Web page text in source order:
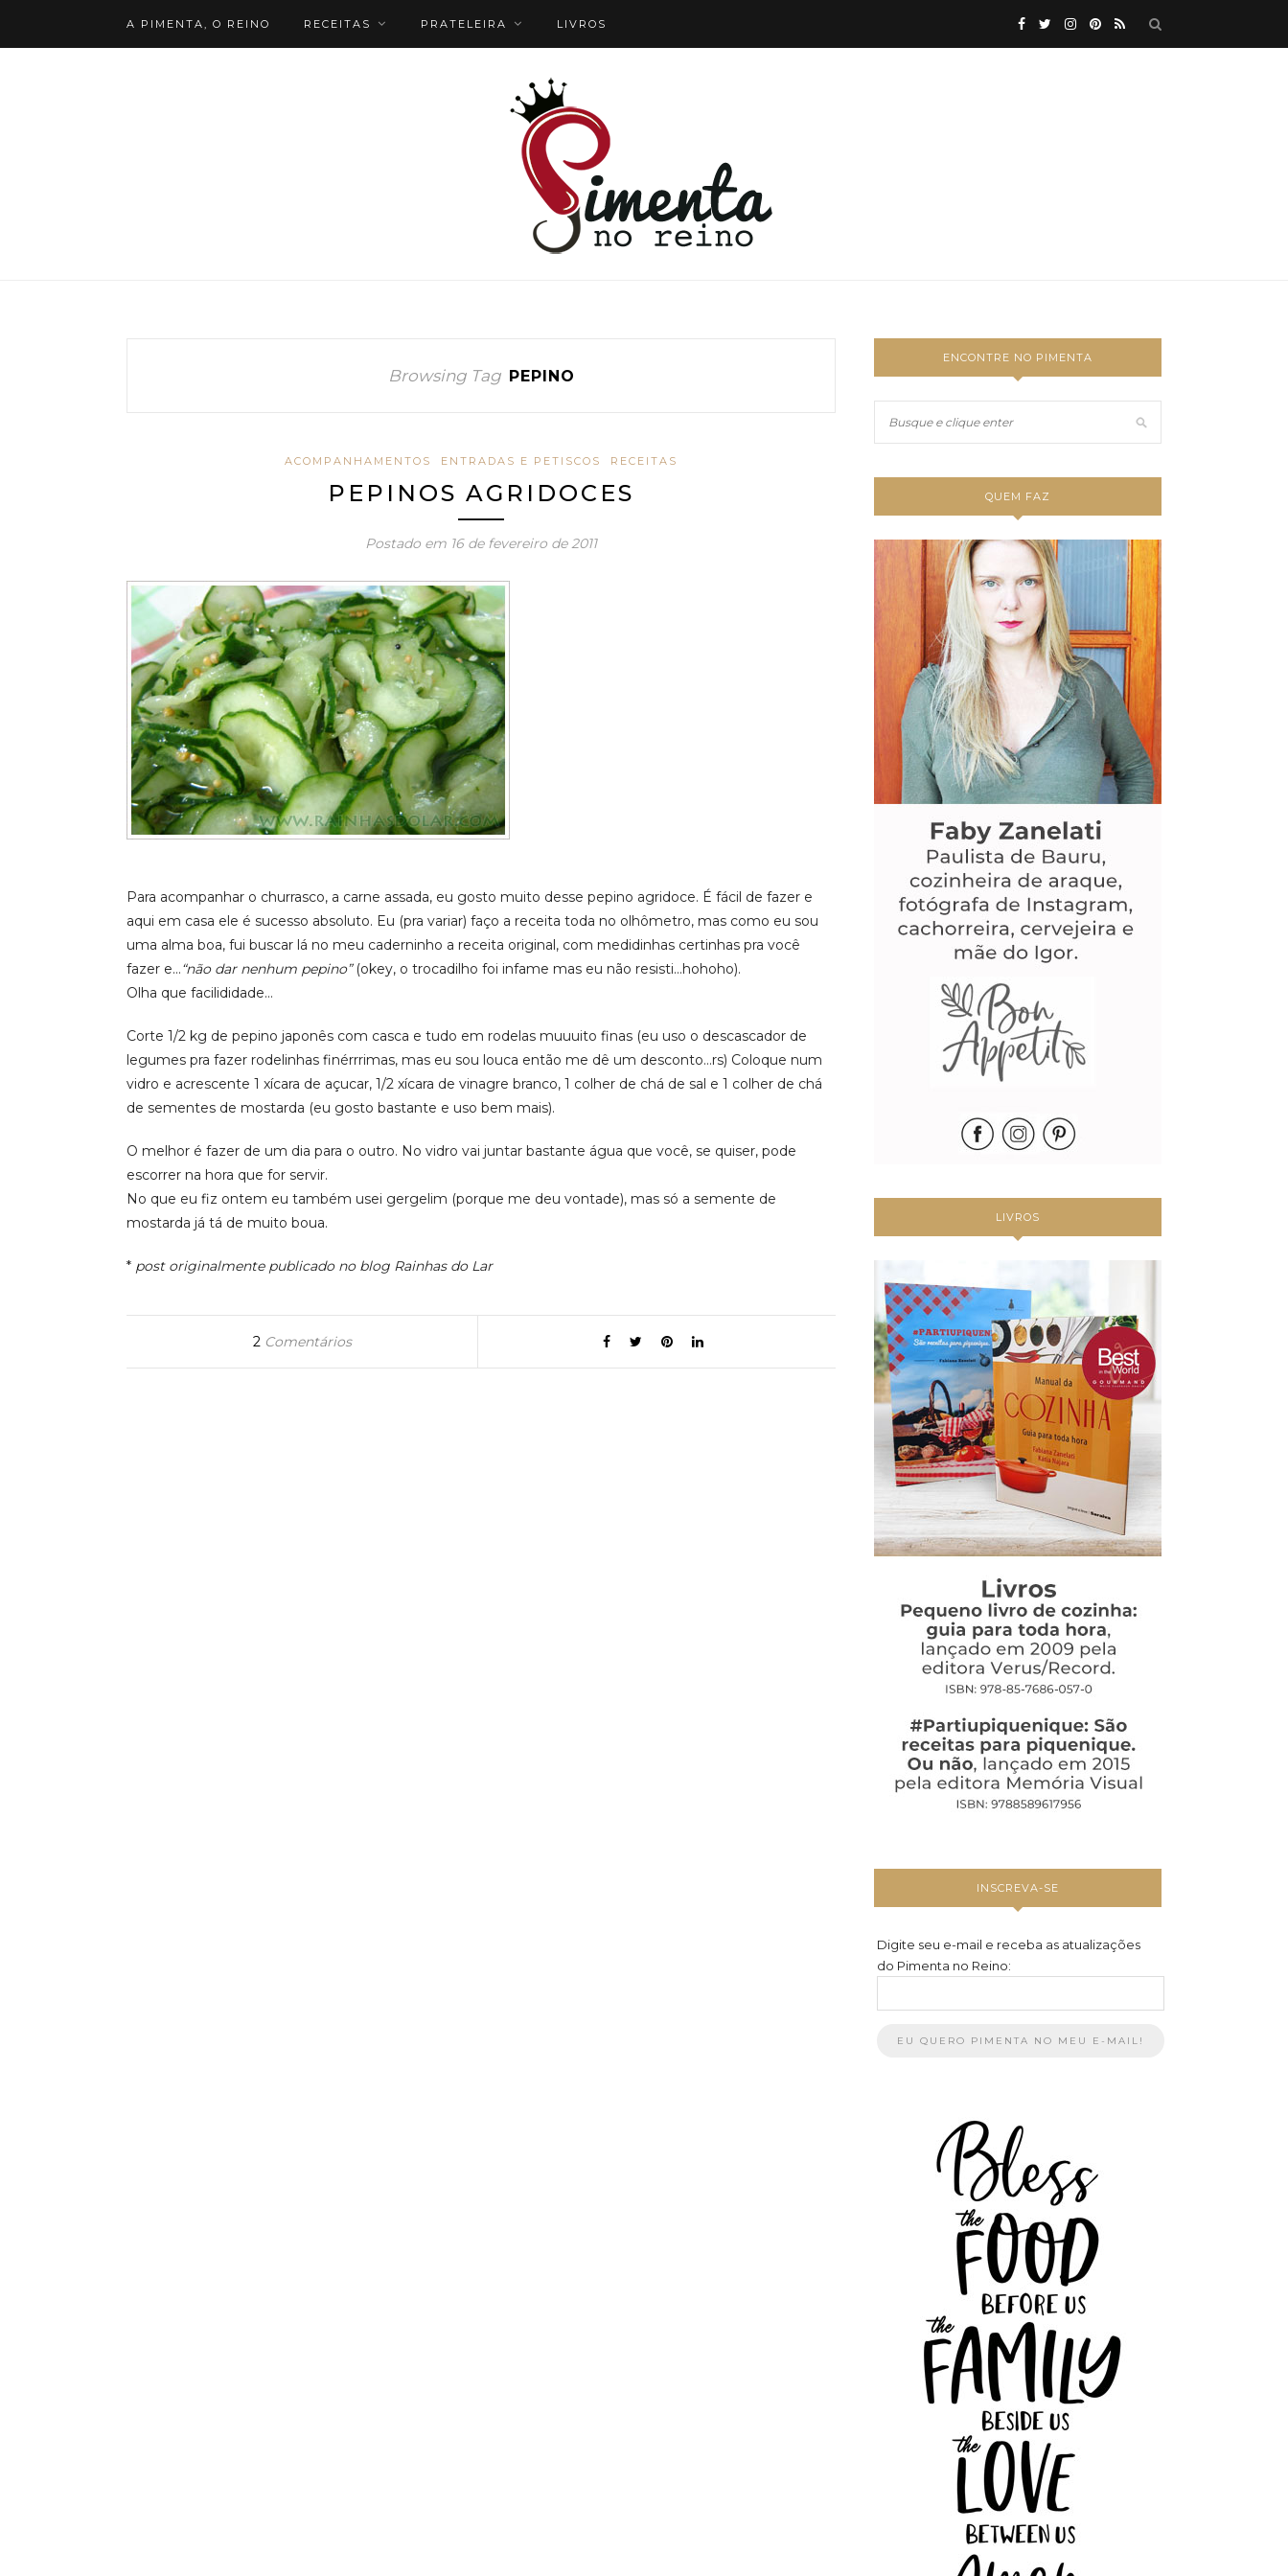
A PIMENTA, O REINO RECEITAS PRATELEIRA LIVROS
Browsing Tag PEPINO
ACOMPANHAMENTOS ENTRADAS E PETISCOS RECEITAS
PEPINOS AGRIDOCES
Postado em 16 de fevereiro de 2011
Para acompanhar o churrasco, a carne assada, eu gosto muito desse pepino agridoce. É fácil de fazer e
aqui em casa ele é sucesso absoluto. Eu (pra variar) faço a receita toda no olhômetro, mas como eu sou
uma alma boa, fui buscar lá no meu caderninho a receita original, com medidinhas certinhas pra você
fazer e…“não dar nenhum pepino” (okey, o trocadilho foi infame mas eu não resisti…hohoho).
Olha que facilididade…
Corte 1/2 kg de pepino japonês com casca e tudo em rodelas muuuito finas (eu uso o descascador de
legumes pra fazer rodelinhas finérrrimas, mas eu sou louca então me dê um desconto…rs) Coloque num
vidro e acrescente 1 xícara de açucar, 1/2 xícara de vinagre branco, 1 colher de chá de sal e 1 colher de chá
de sementes de mostarda (eu gosto bastante e uso bem mais).
O melhor é fazer de um dia para o outro. No vidro vai juntar bastante água que você, se quiser, pode
escorrer na hora que for servir.
No que eu fiz ontem eu também usei gergelim (porque me deu vontade), mas só a semente de
mostarda já tá de muito boua.
* post originalmente publicado no blog Rainhas do Lar
2Comentários
ENCONTRE NO PIMENTA
QUEM FAZ
LIVROS
INSCREVA-SE
Digite seu e-mail e receba as atualizações
do Pimenta no Reino: